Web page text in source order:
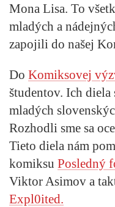
Mona Lisa. To
mladých a
zapojili do našej
Do Komiksovej
študentov. Ich diela
mladých
Rozhodli sme sa
Tieto diela nám
komiksu Posledný
Viktor Asimov a
Expl0ited.